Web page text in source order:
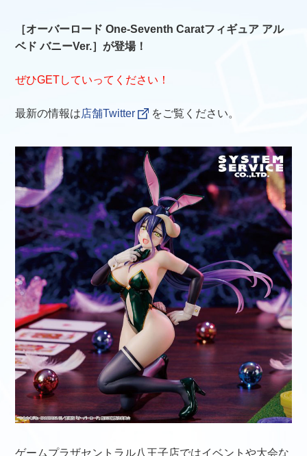
［オーバーロード One-Seventh Caratフィギュア アル
ベド バニーVer.］が登場！
ぜひGETしていってください！
最新の情報は店舗Twitter をご覧ください。
ゲームプラザセントラル八王子店ではイベントや大会な